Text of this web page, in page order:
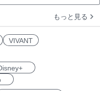
もっと見る
VIVANT